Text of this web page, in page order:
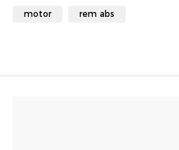
motor rem abs